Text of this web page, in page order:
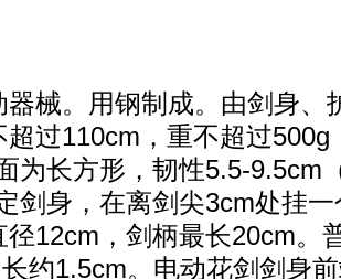
。用钢制成。由剑身、
超过110cm，重不超过500g
为长方形，韧性5.5-9.5cm
剑身，在离剑尖3cm处挂
12cm，剑柄最长20cm。
约1.5cm。电动花剑剑身